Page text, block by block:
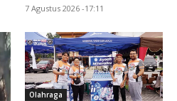
7 Agustus 2026 -17:11
Olahraga